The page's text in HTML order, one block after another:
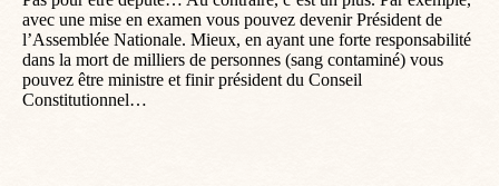
avec une mise en examen vous pouvez devenir Président de
l’Assemblée Nationale. Mieux, en ayant une forte responsabilité
dans la mort de milliers de personnes (sang contaminé) vous
pouvez être ministre et finir président du Conseil
Constitutionnel…